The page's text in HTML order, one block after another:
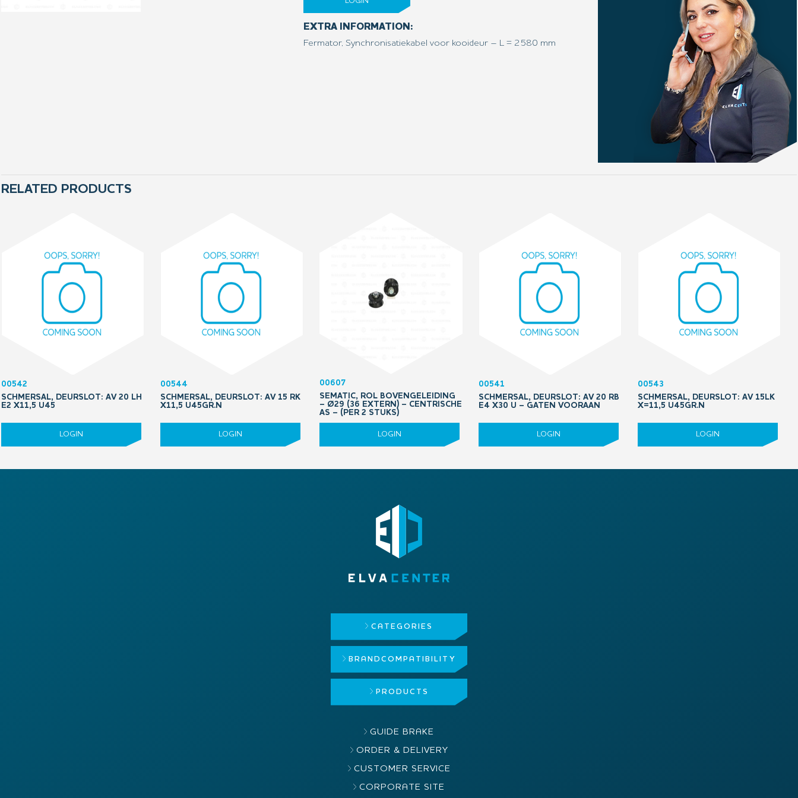
EXTRA INFORMATION:
Fermator, Synchronisatiekabel voor kooideur – L = 2580 mm
RELATED PRODUCTS
00542
SCHMERSAL, DEURSLOT: AV 20 LH
E2 X11,5 U45
LOGIN
00544
SCHMERSAL, DEURSLOT: AV 15 RK
X11,5 U45GR.N
LOGIN
00607
SEMATIC, ROL BOVENGELEIDING
– Ø29 (36 EXTERN) – CENTRISCHE
AS – (PER 2 STUKS)
LOGIN
00541
SCHMERSAL, DEURSLOT: AV 20 RB
E4 X30 U – GATEN VOORAAN
LOGIN
00543
SCHMERSAL, DEURSLOT: AV 15LK
X=11,5 U45GR.N
LOGIN
CATEGORIES
BRAND COMPATIBILITY
PRODUCTS
GUIDE BRAKE
ORDER & DELIVERY
CUSTOMER SERVICE
CORPORATE SITE